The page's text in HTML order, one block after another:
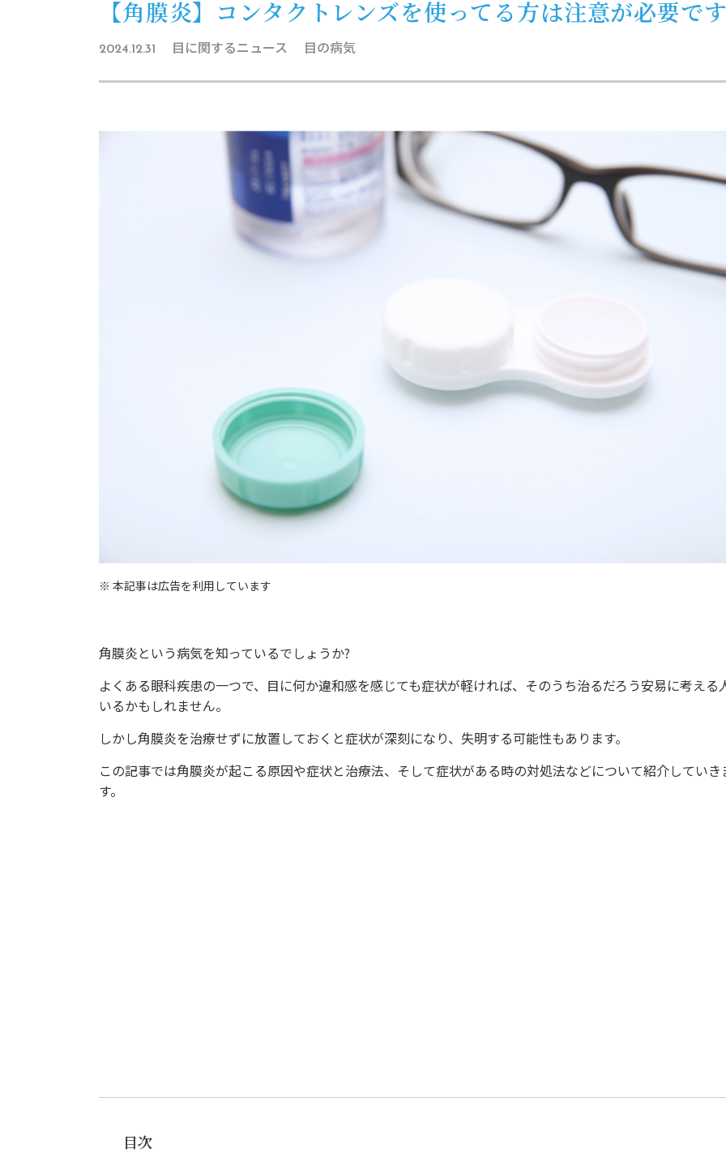
【角膜炎】コンタクトレンズを使ってる方は注意が必要で
2024.12.31 目に関するニュース 目の病気
※ 本記事は広告を利用しています
角膜炎という病気を知っているでしょうか?
よくある眼科疾患の一つで、目に何か違和感を感じても症状が軽ければ、そのうち治るだろう安易に考える
いるかもしれません。
しかし角膜炎を治療せずに放置しておくと症状が深刻になり、失明する可能性もあります。
この記事では角膜炎が起こる原因や症状と治療法、そして症状がある時の対処法などについて紹介していき
す。
目次